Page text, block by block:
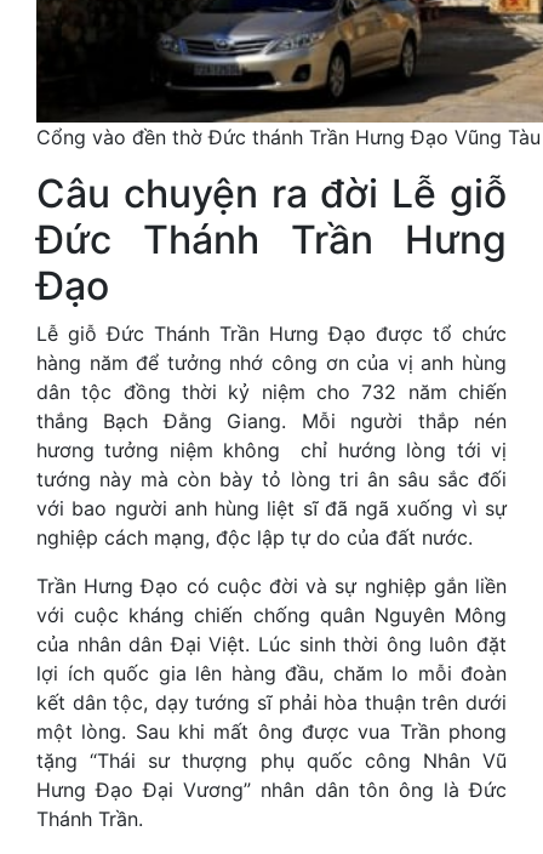
Cổng vào đền thờ Đức thánh Trần Hưng Đạo Vũng Tàu
Câu chuyện ra đời Lễ giỗ
Đức Thánh Trần Hưng
Đạo
Lễ giỗ Đức Thánh Trần Hưng Đạo được tổ chức
hàng năm để tưởng nhớ công ơn của vị anh hùng
dân tộc đồng thời kỷ niệm cho 732 năm chiến
thắng Bạch Đằng Giang. Mỗi người thắp nén
hương tưởng niệm không chỉ hướng lòng tới vị
tướng này mà còn bày tỏ lòng tri ân sâu sắc đối
với bao người anh hùng liệt sĩ đã ngã xuống vì sự
nghiệp cách mạng, độc lập tự do của đất nước.
Trần Hưng Đạo có cuộc đời và sự nghiệp gắn liền
với cuộc kháng chiến chống quân Nguyên Mông
của nhân dân Đại Việt. Lúc sinh thời ông luôn đặt
lợi ích quốc gia lên hàng đầu, chăm lo mỗi đoàn
kết dân tộc, dạy tướng sĩ phải hòa thuận trên dưới
một lòng. Sau khi mất ông được vua Trần phong
tặng “Thái sư thượng phụ quốc công Nhân Vũ
Hưng Đạo Đại Vương” nhân dân tôn ông là Đức
Thánh Trần.